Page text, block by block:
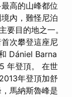
高的山峰都位
內，難怪尼泊
要目的地之一。
次攀登這座尼
Dániel Barna
年登頂。 在世
年登頂加舒
馬納斯魯峰是